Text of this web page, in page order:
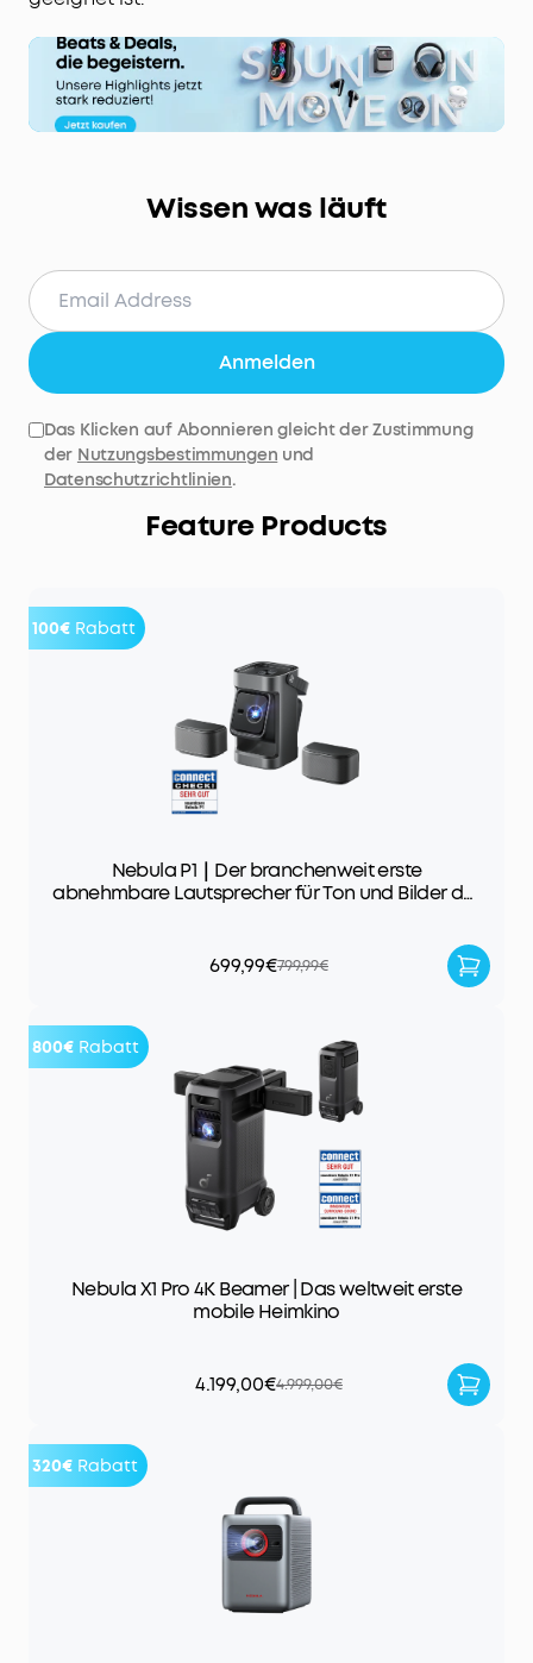
Wissen was läuft
Anmelden
Das Klicken auf Abonnieren gleicht der Zustimmung
der Nutzungsbestimmungen und
Datenschutzrichtlinien.
Feature Products
100€ Rabatt
Nebula P1｜Der branchenweit erste
abnehmbare Lautsprecher für Ton und Bilder der
699,99€799,99€
800€ Rabatt
Nebula X1 Pro 4K Beamer | Das weltweit erste
mobile Heimkino
4.199,00€4.999,00€
320€ Rabatt